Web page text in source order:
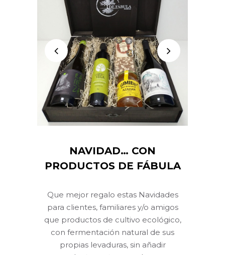
NAVIDAD… CON
PRODUCTOS DE FÁBULA
Que mejor regalo estas Navidades
para clientes, familiares y/o amigos
que productos de cultivo ecológico,
con fermentación natural de sus
propias levaduras, sin añadir